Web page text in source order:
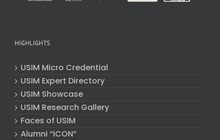
HIGHLIGHTS
USIM Micro Credential
USIM Expert Directory
USIM Showcase
USIM Research Gallery
Faces of USIM
Alumni “ICON”